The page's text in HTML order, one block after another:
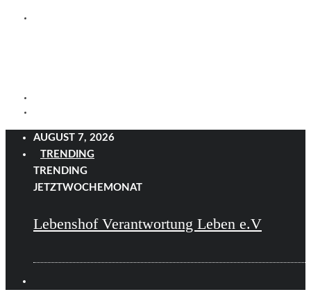
AUGUST 7, 2026
TRENDING
TRENDING
JETZTWOCHE MONAT
Lebenshof Verantwortung Leben e.V